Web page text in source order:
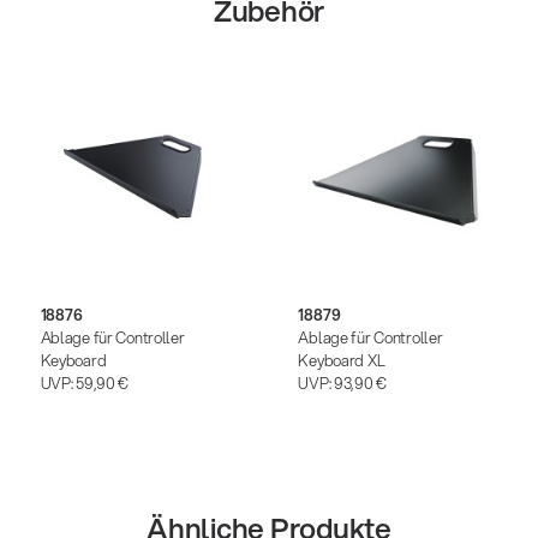
Zubehör
18876
Ablage für Controller
Keyboard
UVP:59,90 €
18879
Ablage für Controller
Keyboard XL
UVP:93,90 €
Ähnliche Produkte